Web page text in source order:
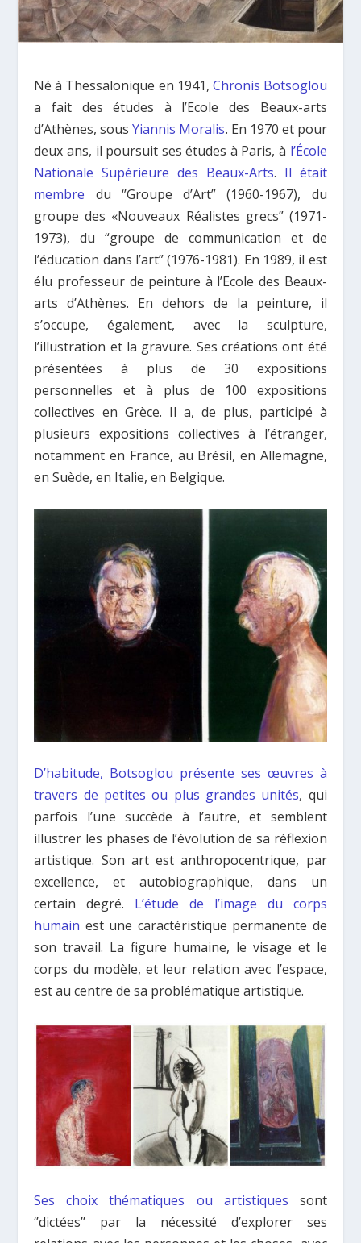
Né à Thessalonique en 1941, Chronis Botsoglou
a fait des études à l’Ecole des Beaux-arts
d’Athènes, sousYiannis Moralis. En 1970 et pour
deux ans, il poursuit ses études à Paris, à l’École
Nationale Supérieure des Beaux-Arts. Il était
membre du ‘’Groupe d’Art” (1960-1967), du
groupe des «Nouveaux Réalistes grecs” (1971-
1973), du “groupe de communication et de
l’éducation dans l’art” (1976-1981). En 1989, il est
élu professeur de peinture à l’Ecole des Beaux-
arts d’Athènes. En dehors de la peinture, il
s’occupe, également, avec la sculpture,
l’illustration et la gravure. Ses créations ont été
présentées à plus de 30 expositions
personnelles et à plus de 100 expositions
collectives en Grèce. Il a, de plus, participé à
plusieurs expositions collectives à l’étranger,
notamment en France, au Brésil, en Allemagne,
en Suède, en Italie, en Belgique.
D’habitude, Botsoglou présente ses œuvres à
travers de petites ou plus grandes unités, qui
parfois l’une succède à l’autre, et semblent
illustrer les phases de l’évolution de sa réflexion
artistique. Son art est anthropocentrique, par
excellence, et autobiographique, dans un
certain degré. L’étude de l’image du corps
humain est une caractéristique permanente de
son travail. La figure humaine, le visage et le
corps du modèle, et leur relation avec l’espace,
est au centre de sa problématique artistique.
Ses choix thématiques ou artistiques sont
‘’dictées’’ par la nécessité d’explorer ses